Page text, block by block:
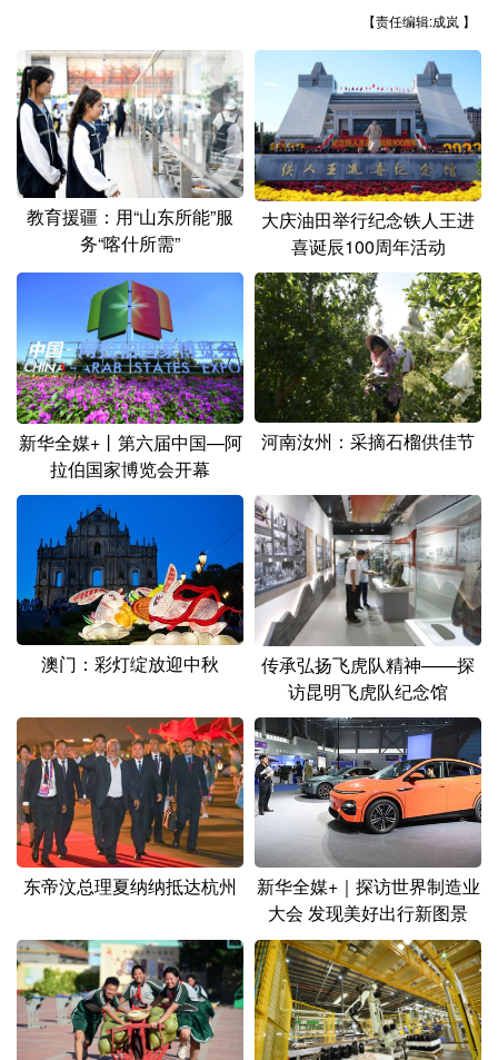
江西
山东 河南 湖北 湖南
广东 广西 重庆
四川 贵州 云南 西藏
陕西 甘肃 青海 宁夏
新疆 内蒙古 黑龙江
多语种频道
English Español Français عربى
Русский язык 日本語 한국어
Deutsch Português
【责任编辑:成岚 】
教育援疆：用“山东所能”服
务“喀什所需”
大庆油田举行纪念铁人王进
喜诞辰100周年活动
新华全媒+丨第六届中国—阿
拉伯国家博览会开幕
河南汝州：采摘石榴供佳节
澳门：彩灯绽放迎中秋
传承弘扬飞虎队精神——探
访昆明飞虎队纪念馆
东帝汶总理夏纳纳抵达杭州
新华全媒+｜探访世界制造业
大会 发现美好出行新图景